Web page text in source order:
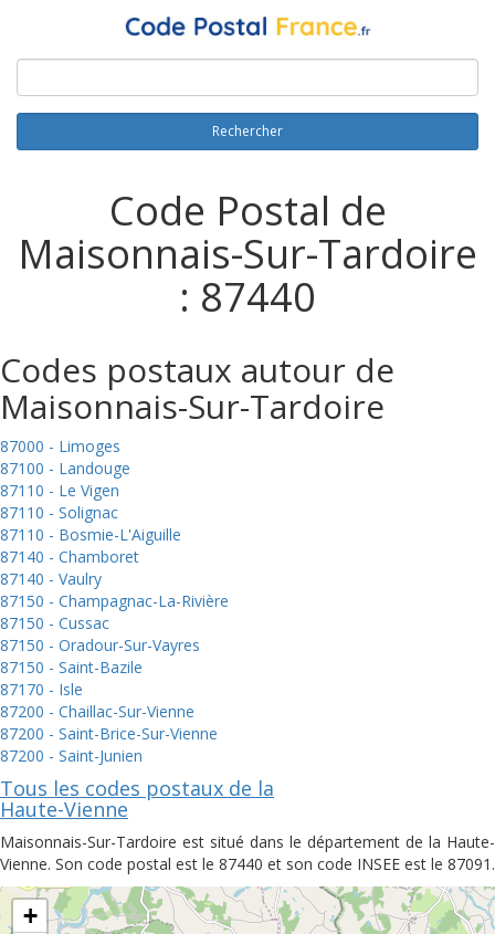
Rechercher
Code Postal de
Maisonnais-Sur-Tardoire
: 87440
Codes postaux autour de
Maisonnais-Sur-Tardoire
87000 - Limoges
87100 - Landouge
87110 - Le Vigen
87110 - Solignac
87110 - Bosmie-L'Aiguille
87140 - Chamboret
87140 - Vaulry
87150 - Champagnac-La-Rivière
87150 - Cussac
87150 - Oradour-Sur-Vayres
87150 - Saint-Bazile
87170 - Isle
87200 - Chaillac-Sur-Vienne
87200 - Saint-Brice-Sur-Vienne
87200 - Saint-Junien
Tous les codes postaux de la
Haute-Vienne
Maisonnais-Sur-Tardoire est situé dans le département de la Haute-
Vienne. Son code postal est le 87440 et son code INSEE est le 87091.
+